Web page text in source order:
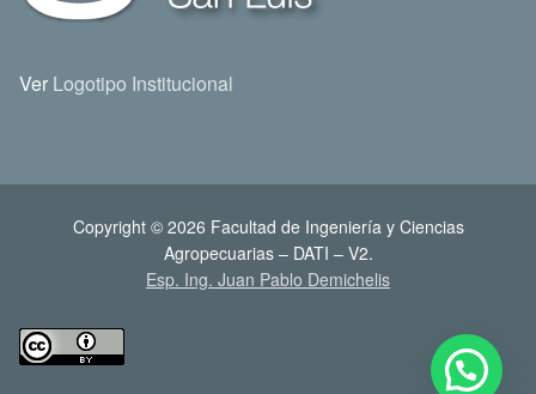
Ver Logotipo Institucional
Copyright © 2026 Facultad de Ingeniería y Ciencias
Agropecuarias – DATI – V2.
Esp. Ing. Juan Pablo Demichelis